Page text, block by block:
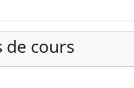
de cours